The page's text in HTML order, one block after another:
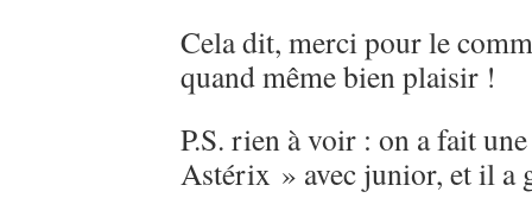
Cela dit, merci pour le
quand même bien plaisir !
P.S. rien à voir : on a fait
Astérix » avec junior, et il a